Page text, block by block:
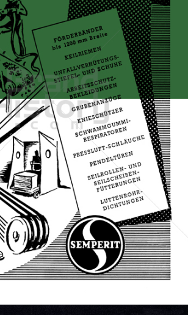
Semperit Aktiengesellschaft Holding 1960
Bild-ID: 67259